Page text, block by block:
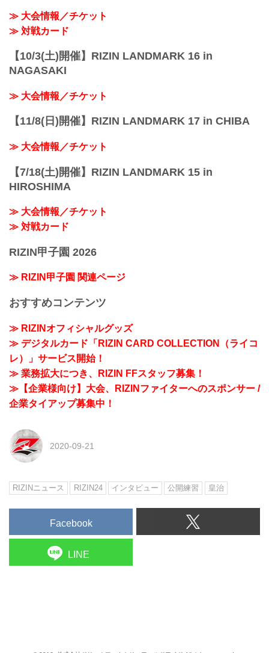
≫ 大会情報／チケット
≫ 対戦カード
【10/3(土)開催】RIZIN LANDMARK 16 in
NAGASAKI
≫ 大会情報／チケット
【11/8(日)開催】RIZIN LANDMARK 17 in CHIBA
≫ 大会情報／チケット
【7/18(土)開催】RIZIN LANDMARK 15 in
HIROSHIMA
≫ 大会情報／チケット
≫ 対戦カード
RIZIN甲子園 2026
≫ RIZIN甲子園 関連ページ
おすすめコンテンツ
≫ RIZINオフィシャルグッズ
≫ デジタルカード「RIZIN CARD COLLECTION（ライコ
レ）」サービス開始！
≫ 業務拡大につき、RIZIN FFスタッフ募集！
≫【企業様向け】大会、RIZINファイターへのスポンサー /
企業タイアップ募集中！
2020-09-21
RIZINニュース RIZIN24 インタビュー 公開練習 皇治
Facebook
LINE